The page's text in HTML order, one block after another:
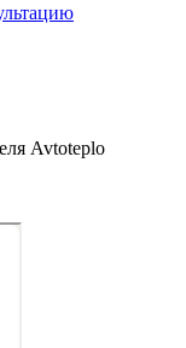
Avtoteplo